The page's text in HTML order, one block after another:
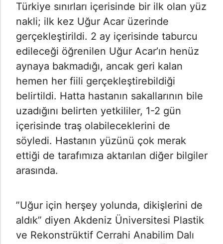
Türkiye sınırları içerisinde bir ilk olan yüz
nakli; ilk kez Uğur Acar üzerinde
gerçekleştirildi. 2 ay içerisinde taburcu
edileceği öğrenilen Uğur Acar’ın henüz
aynaya bakmadığı, ancak geri kalan
hemen her fiili gerçekleştirebildiği
belirtildi. Hatta hastanın sakallarının bile
uzadığını belirten yetkililer, 1-2 gün
içerisinde traş olabileceklerini de
söyledi. Hastanın yüzünü çok merak
ettiği de tarafımıza aktarılan diğer bilgiler
arasında.
”Uğur için herşey yolunda, dikişlerini de
aldık” diyen Akdeniz Üniversitesi Plastik
ve Rekonstrüktif Cerrahi Anabilim Dalı